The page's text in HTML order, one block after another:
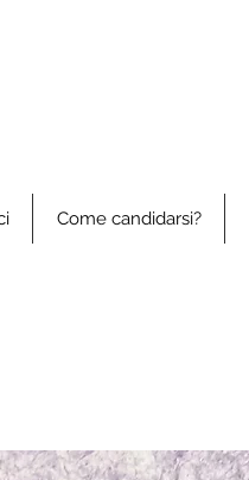
Come candidarsi?